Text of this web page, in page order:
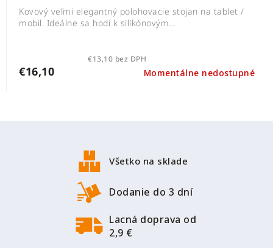
Momentálne nedostupné
€13,10 bez DPH
€16,10
Kovový veľmi elegantný polohovacie stojan na tablet /
mobil. Ideálne sa hodí k silikónovým...
Všetko na sklade
Dodanie do 3 dní
Lacná doprava od
2,9 €